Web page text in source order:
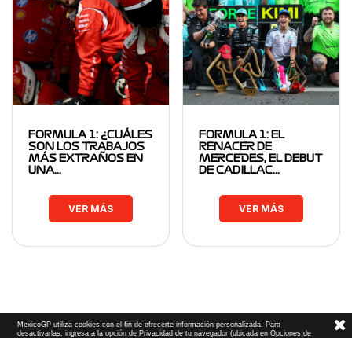
FORMULA 1: ¿CUÁLES
SON LOS TRABAJOS
MÁS EXTRAÑOS EN
UNA…
VER MÁS
FORMULA 1: EL
RENACER DE
MERCEDES, EL DEBUT
DE CADILLAC…
VER MÁS
MexicoGP utiliza cookies con el fin de ofrecerte información personalizada. Para
desactivarlas, ingresa a la opción de Privacidad de tu navegador (ubicada en Opciones de